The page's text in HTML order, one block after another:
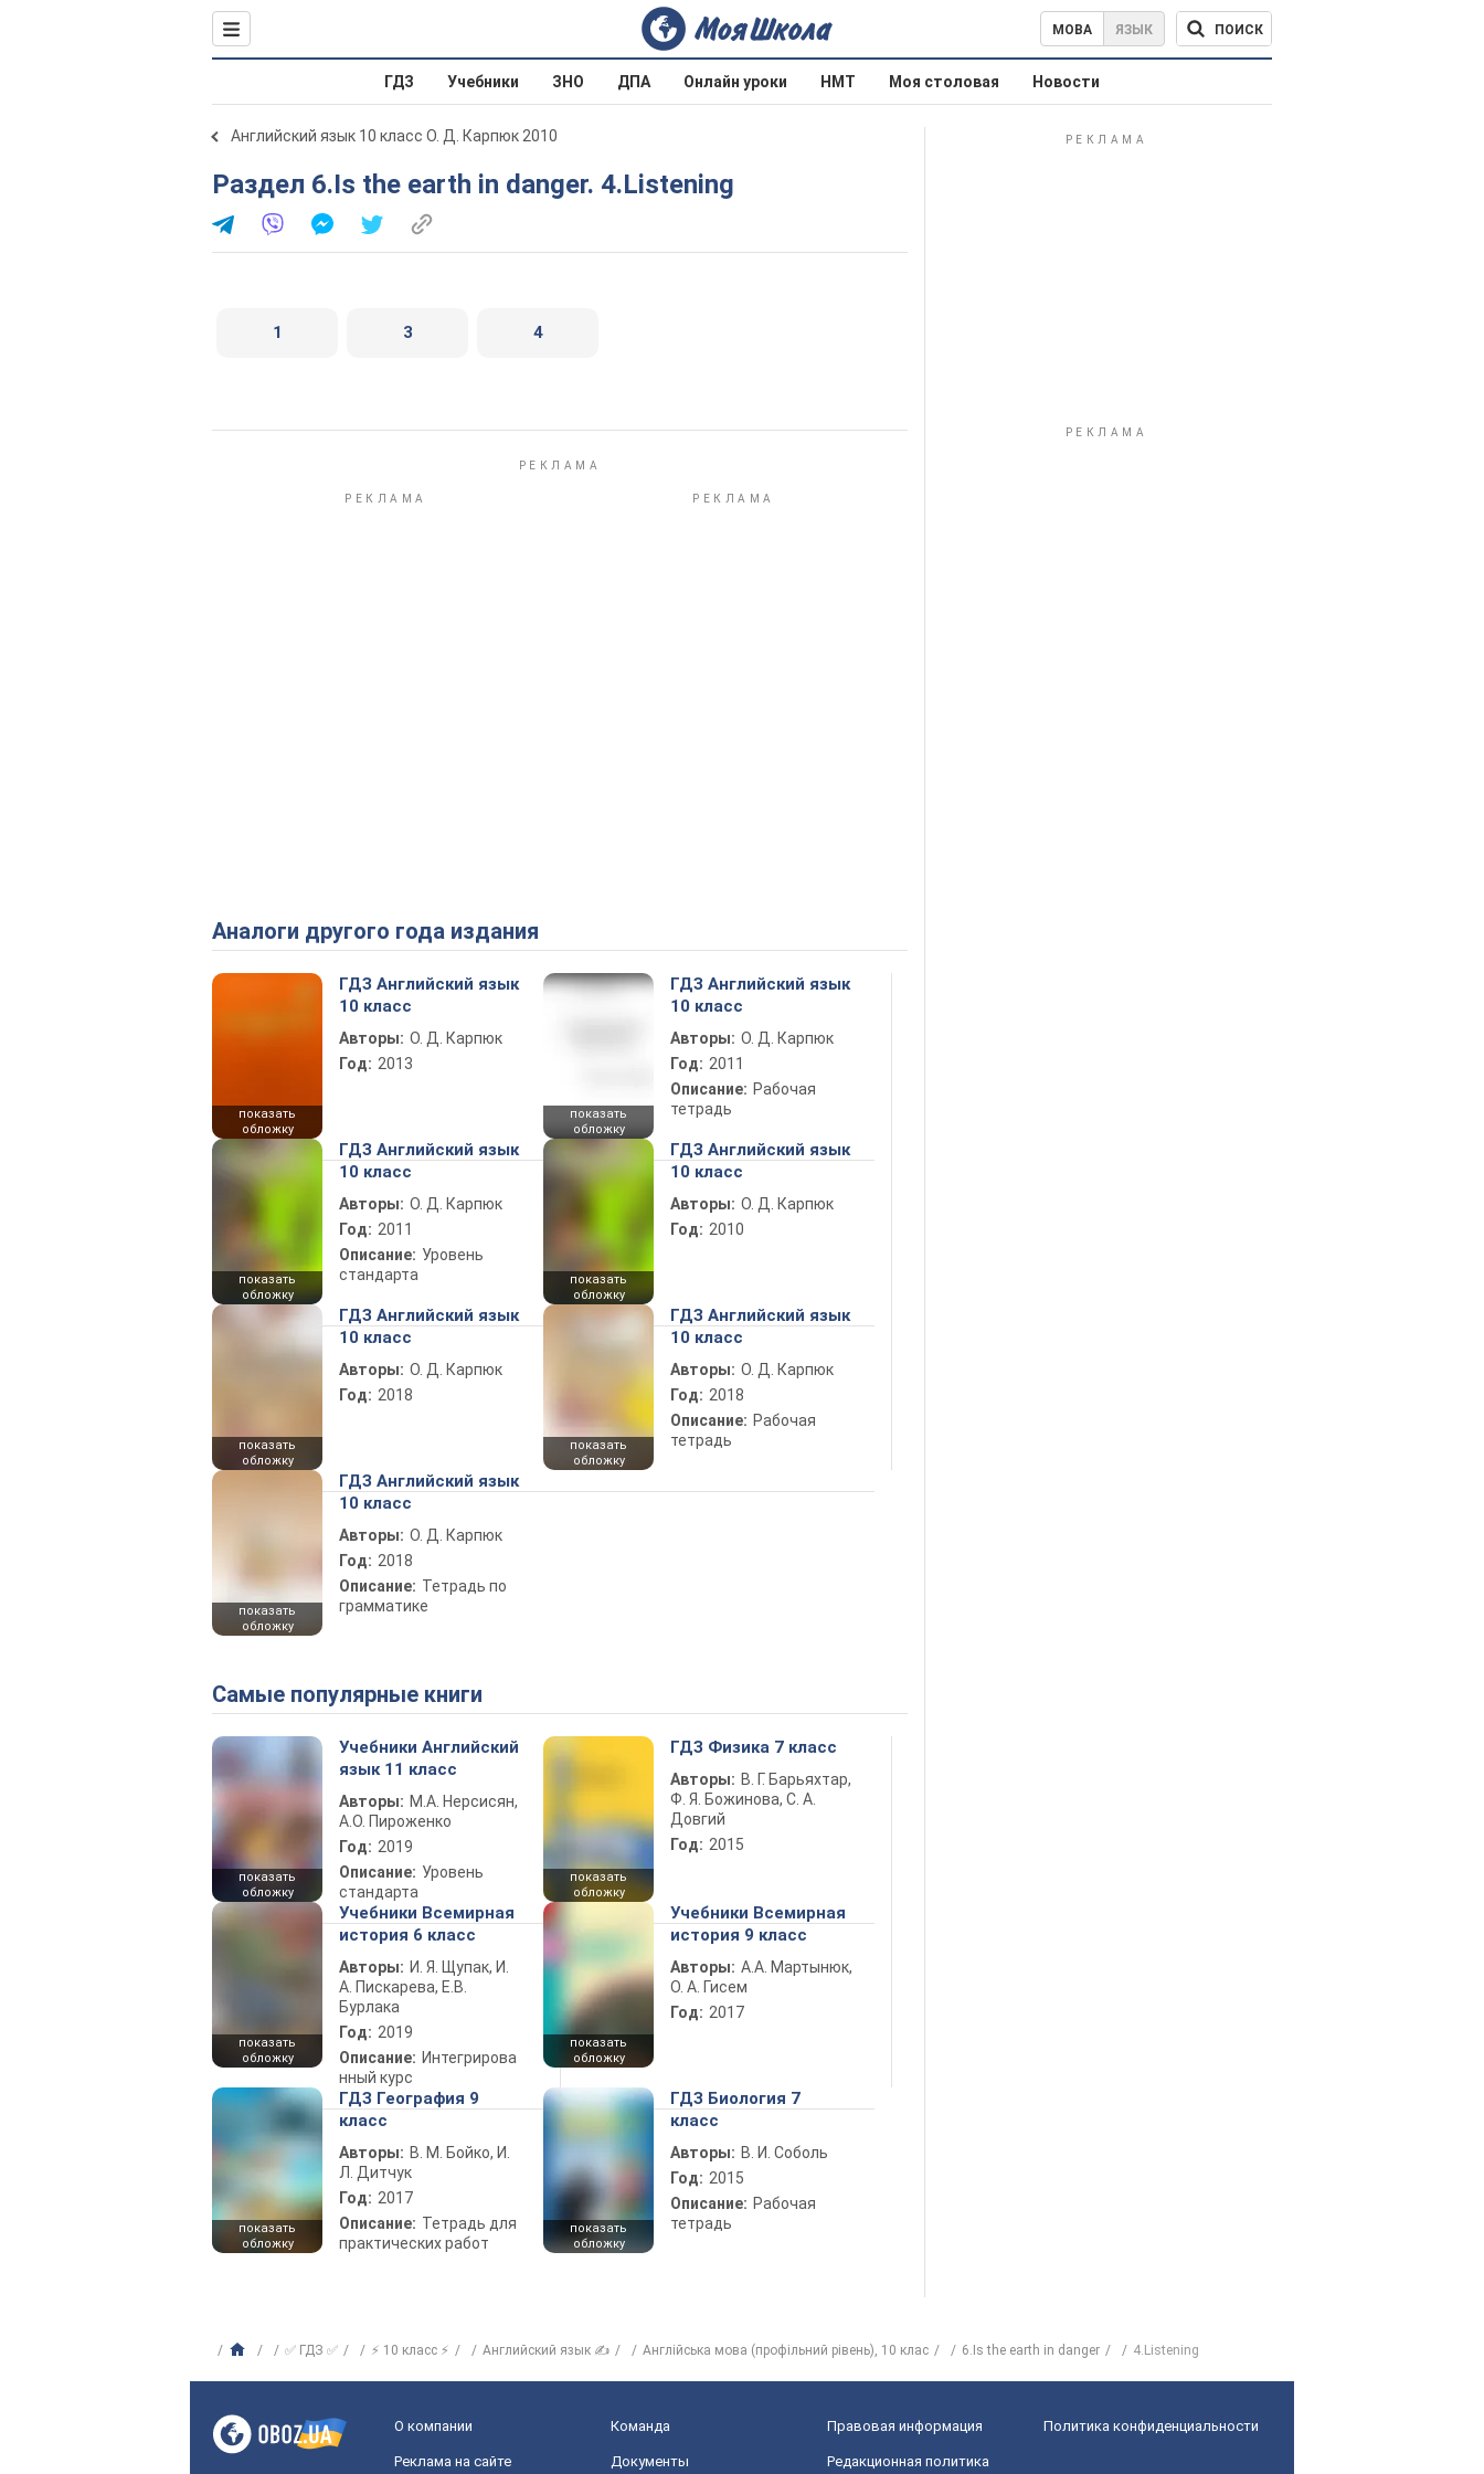
МОВА ЯЗЫК ПОИСК
ГДЗ Учебники ЗНО ДПА Онлайн уроки НМТ Моя столовая Новости
Английский язык 10 класс О. Д. Карпюк 2010
Раздел 6.Is the earth in danger. 4.Listening
1 3 4
Аналоги другого года издания
показать
обложку
ГДЗ Английский язык
10 класс
Авторы: О. Д. Карпюк
Год: 2013
показать
обложку
ГДЗ Английский язык
10 класс
Авторы: О. Д. Карпюк
Год: 2011
Описание: Рабочая
тетрадь
показать
обложку
ГДЗ Английский язык
10 класс
Авторы: О. Д. Карпюк
Год: 2011
Описание: Уровень
стандарта
показать
обложку
ГДЗ Английский язык
10 класс
Авторы: О. Д. Карпюк
Год: 2010
показать
обложку
ГДЗ Английский язык
10 класс
Авторы: О. Д. Карпюк
Год: 2018
показать
обложку
ГДЗ Английский язык
10 класс
Авторы: О. Д. Карпюк
Год: 2018
Описание: Рабочая
тетрадь
показать
обложку
ГДЗ Английский язык
10 класс
Авторы: О. Д. Карпюк
Год: 2018
Описание: Тетрадь по
грамматике
Самые популярные книги
показать
обложку
Учебники Английский
язык 11 класс
Авторы: М.А. Нерсисян,
А.О. Пироженко
Год: 2019
Описание: Уровень
стандарта
показать
обложку
ГДЗ Физика 7 класс
Авторы: В. Г. Барьяхтар,
Ф. Я. Божинова, С. А.
Довгий
Год: 2015
показать
обложку
Учебники Всемирная
история 6 класс
Авторы: И. Я. Щупак, И.
А. Пискарева, Е.В.
Бурлака
Год: 2019
Описание: Интегрирова
нный курс
показать
обложку
Учебники Всемирная
история 9 класс
Авторы: А.А. Мартынюк,
О. А. Гисем
Год: 2017
показать
обложку
ГДЗ География 9
класс
Авторы: В. М. Бойко, И.
Л. Дитчук
Год: 2017
Описание: Тетрадь для
практических работ
показать
обложку
ГДЗ Биология 7
класс
Авторы: В. И. Соболь
Год: 2015
Описание: Рабочая
тетрадь
✅ ГДЗ ✅ ⚡ 10 класс ⚡ Английский язык ✍ Англійська мова (профільний рівень), 10 клас 6.Is the earth in danger 4.Listening
О компании Команда Правовая информация Политика конфиденциальности
Реклама на сайте Документы Редакционная политика